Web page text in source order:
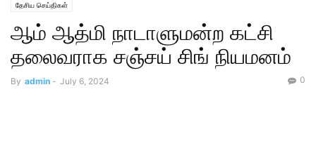
தேசிய செய்திகள்
ஆம் ஆத்மி நாடாளுமன்ற கட்சி
தலைவராக சஞ்சய் சிங் நியமனம்
By admin - July 6, 2024 0